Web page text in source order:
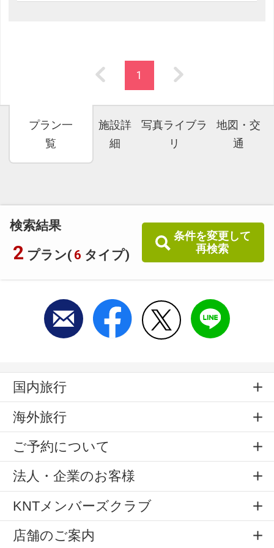
検索結果
2 プラン( 6 タイプ)
条件を変更して
再検索
1
プラン一
覧
施設詳
細
写真ライブラ
リ
地図・交
通
国内旅行
海外旅行
ご予約について
法人・企業のお客様
KNTメンバーズクラブ
店舗のご案内